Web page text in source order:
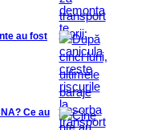
au fost
Ce au